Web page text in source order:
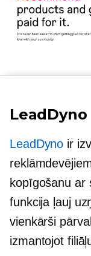
LeadDyno
LeadDyno ir
kopīgošanu ar
funkcija ļauj
vienkārši
izmantojot